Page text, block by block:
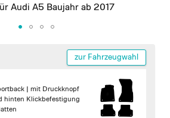
Audi A5 Baujahr ab 2017
zur Fahrzeugwahl
| mit Druckknopf
hinten Klickbefestigung